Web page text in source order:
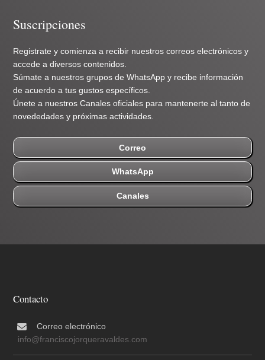
Suscripciones
Registrate y comienza a recibir nuestros correos electrónicos y
accede a diversos contenidos.
Súmate a nuestros grupos de WhatsApp y recibe información
de acuerdo a tus gustos específicos.
Únete a nuestros Canales oficiales para mantenerte al tanto de
novededades y próximas actividades.
Correo
WhatsApp
Canales
Contacto
Correo electrónico
info@franciscojorqueravaldes.com